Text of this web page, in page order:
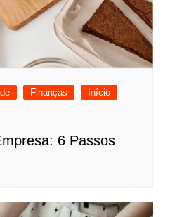
Finanças
Início
6 Passos